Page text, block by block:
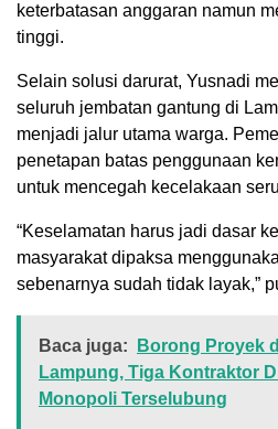
keterbatasan anggaran namun
tinggi.
Selain solusi darurat, Yusnadi
seluruh jembatan gantung di
menjadi jalur utama warga.
penetapan batas penggunaan
untuk mencegah kecelakaan
“Keselamatan harus jadi dasar
masyarakat dipaksa
sebenarnya sudah tidak layak,”
Baca juga:
Borong Proyek
Lampung, Tiga Kontraktor
Monopoli Terselubung